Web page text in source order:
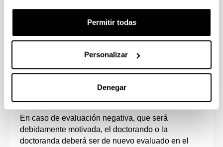
Permitir todas
Personalizar
Denegar
Una vez finalice el periodo de evaluación dispuesto
el calendario de matrícula establecido por la
Comisión de Posgrado, se procederá a gestionar la
emisión de la segunda matrícula a todo el
En caso de evaluación negativa, que será
debidamente motivada, el doctorando o la
doctoranda deberá ser de nuevo evaluado en el